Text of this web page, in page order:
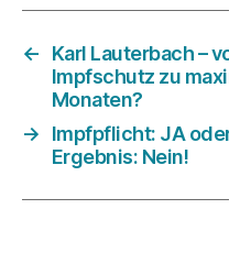
←
Karl Lauterbach –
Impfschutz zu
Monaten?
→
Impfpflicht: JA
Ergebnis: Nein!